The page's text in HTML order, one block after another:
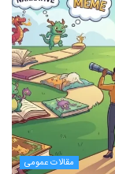
مقالات عمومی